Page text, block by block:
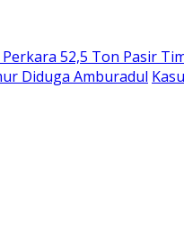
52,5 Ton Pasir
Diduga Amburadul